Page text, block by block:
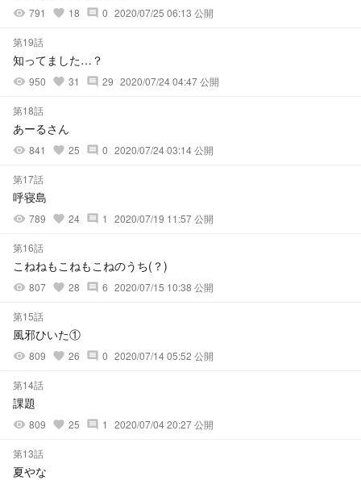
visibility 791 favorite 18 comment 0 2020/07/25 06:13 公開
第19話
知ってました…？
visibility 950 favorite 31 comment 29 2020/07/24 04:47 公開
第18話
あーるさん
visibility 841 favorite 25 comment 0 2020/07/24 03:14 公開
第17話
呼寝島
visibility 789 favorite 24 comment 1 2020/07/19 11:57 公開
第16話
こねねもこねもこねのうち(？)
visibility 807 favorite 28 comment 6 2020/07/15 10:38 公開
第15話
風邪ひいた①
visibility 809 favorite 26 comment 0 2020/07/14 05:52 公開
第14話
課題
visibility 809 favorite 25 comment 1 2020/07/04 20:27 公開
第13話
夏やな